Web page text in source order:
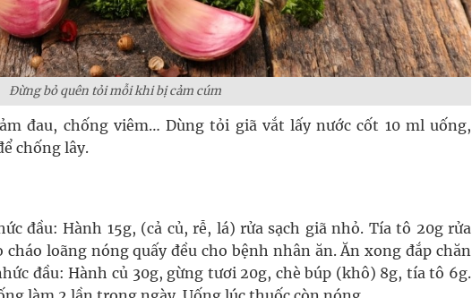
Đừng bỏ quên tỏi mỗi khi bị cảm cúm
đau, chống viêm… Dùng tỏi giã vắt lấy nước cốt 10 ml uống,
chống lây.
đầu: Hành 15g, (cả củ, rễ, lá) rửa sạch giã nhỏ. Tía tô 20g rửa
loãng nóng quấy đều cho bệnh nhân ăn. Ăn xong đắp chăn
đầu: Hành củ 30g, gừng tươi 20g, chè búp (khô) 8g, tía tô 6g.